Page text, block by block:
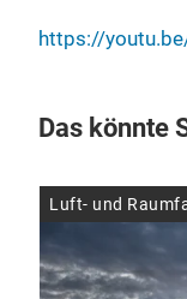
https://
Das könnte
Luft- und